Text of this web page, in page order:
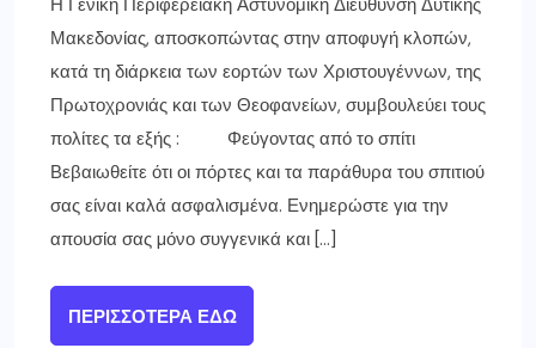
Μακεδονίας, αποσκοπώντας στην αποφυγή κλοπών,
κατά τη διάρκεια των εορτών των Χριστουγέννων, της
Πρωτοχρονιάς και των Θεοφανείων, συμβουλεύει τους
πολίτες τα εξής : Φεύγοντας από το σπίτι
Βεβαιωθείτε ότι οι πόρτες και τα παράθυρα του σπιτιού
σας είναι καλά ασφαλισμένα. Ενημερώστε για την
απουσία σας µόνο συγγενικά και […]
ΠΕΡΙΣΣΌΤΕΡΑ ΕΔΏ